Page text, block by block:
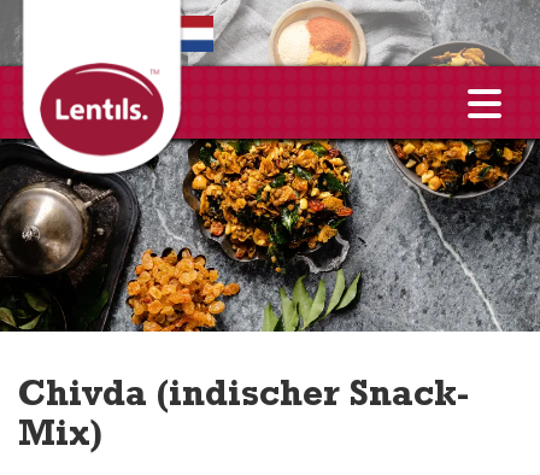
Chivda (indischer Snack-
Mix)